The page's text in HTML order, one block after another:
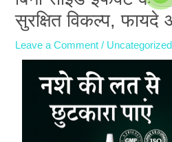
सुरक्षित विकल्प, फायदे
Leave a Comment / Uncategorized